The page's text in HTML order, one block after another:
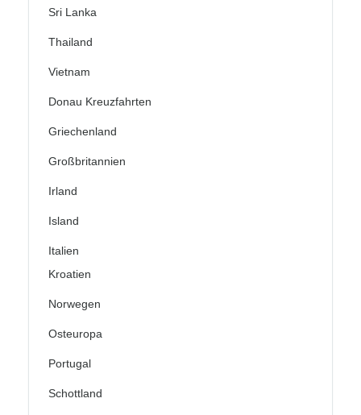
Sri Lanka
Thailand
Vietnam
Donau Kreuzfahrten
Griechenland
Großbritannien
Irland
Island
Italien
Kroatien
Norwegen
Osteuropa
Portugal
Schottland